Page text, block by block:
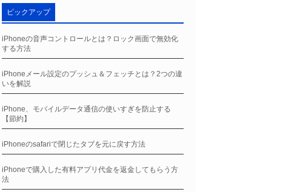
ピックアップ
iPhoneの音声コントロールとは？ロック画面で無効化
する方法
iPhoneメール設定のプッシュ＆フェッチとは？2つの違
いを解説
iPhone、モバイルデータ通信の使いすぎを防止する
【節約】
iPhoneのsafariで閉じたタブを元に戻す方法
iPhoneで購入した有料アプリ代金を返金してもらう方
法